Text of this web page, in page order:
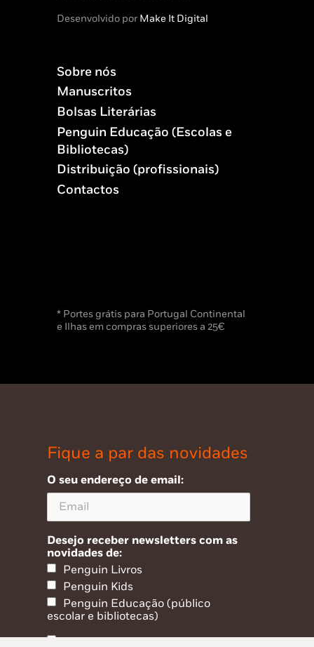
Desenvolvido porMake It Digital
Sobre nós
Manuscritos
Bolsas Literárias
Penguin Educação (Escolas e
Bibliotecas)
Distribuição (profissionais)
Contactos
* Portes grátis para Portugal Continental
e Ilhas em compras superiores a 25€
Fique a par das novidades
O seu endereço de email:
Desejo receber newsletters com as
novidades de:
Penguin Livros
Penguin Kids
Penguin Educação (público
escolar e bibliotecas)